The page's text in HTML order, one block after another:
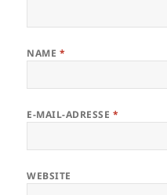
NAME *
E-MAIL-ADRESSE *
WEBSITE